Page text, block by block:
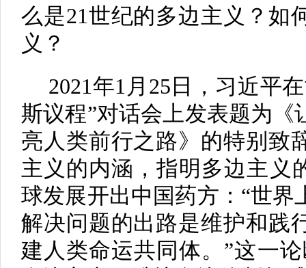
么是21世纪的多边主义？如
义？
2021年1月25日，习近平
斯议程”对话会上发表题为《
亮人类前行之路》的特别致
主义的内涵，指明多边主义
球发展开出中国药方：“世界
解决问题的出路是维护和践
建人类命运共同体。”这一